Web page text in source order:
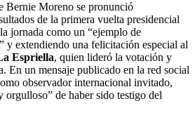
Bernie Moreno se pronunció
de la primera vuelta presidencial
jornada como un “ejemplo de
y extendiendo una felicitación especial al
Espriella, quien lideró la votación y
En un mensaje publicado en la red social
observador internacional invitado,
orgulloso” de haber sido testigo del